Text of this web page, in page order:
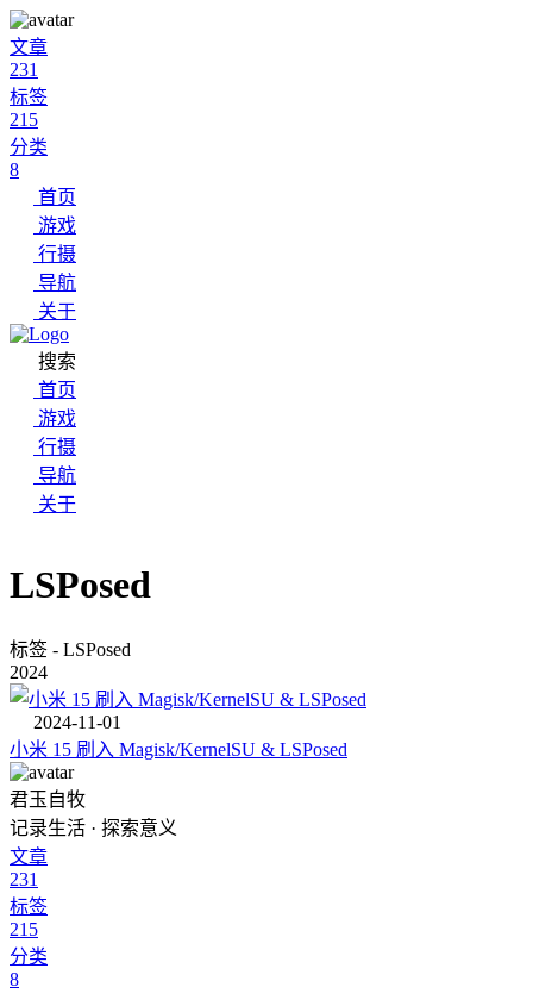
文章
231
标签
215
分类
8
首页
游戏
行摄
导航
关于
搜索
首页
游戏
行摄
导航
关于
LSPosed
标签 - LSPosed
2024
2024-11-01
小米 15 刷入 Magisk/KernelSU & LSPosed
君玉自牧
记录生活 · 探索意义
文章
231
标签
215
分类
8